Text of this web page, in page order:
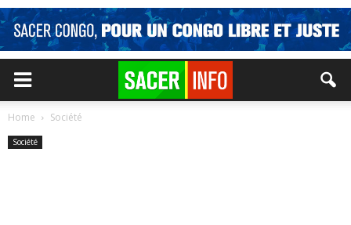
Home Société
Société